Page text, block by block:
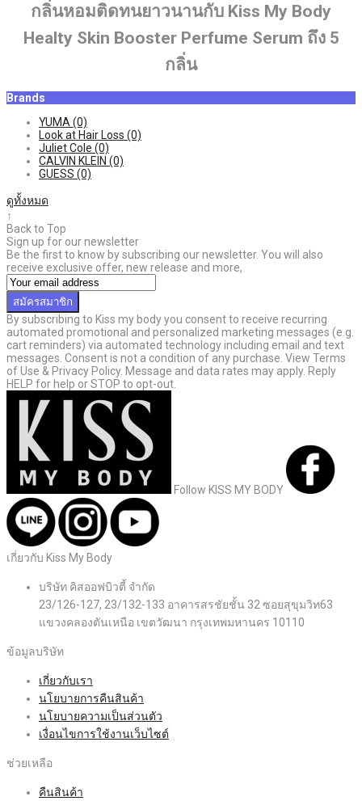
กลิ่นหอมติดทนยาวนานกับ Kiss My Body
Healty Skin Booster Perfume Serum ถึง 5
กลิ่น
Brands
YUMA(0)
Look at Hair Loss (0)
Juliet Cole (0)
CALVIN KLEIN (0)
GUESS (0)
ดูทั้งหมด
↑
Back to Top
Sign up for our newsletter
Be the first to know by subscribing our newsletter. You will also
receive exclusive offer, new release and more,
สมัครสมาชิก
By subscribing to Kiss my body you consent to receive recurring
automated promotional and personalized marketing messages (e.g.
cart reminders) via automated technology including email and text
messages. Consent is not a condition of any purchase. View Terms
of Use & Privacy Policy. Message and data rates may apply. Reply
HELP for help or STOP to opt-out.
Follow KISS MY BODY
เกี่ยวกับ Kiss My Body
บริษัท คิสออฟบิวตี้ จำกัด
23/126-127, 23/132-133 อาคารสรชัยชั้น 32 ซอยสุขุมวิท63
แขวงคลองตันเหนือ เขตวัฒนา กรุงเทพมหานคร 10110
ข้อมูลบริษัท
เกี่ยวกับเรา
นโยบายการคืนสินค้า
นโยบายความเป็นส่วนตัว
เงื่อนไขการใช้งานเว็บไซต์
ช่วยเหลือ
คืนสินค้า